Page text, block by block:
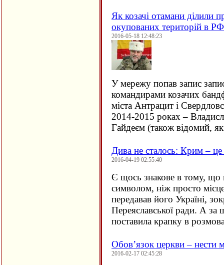
Як козачі отамани ділили
окупованих територій в РФ
2016-05-18 12:48:23
У мережу попав запис
командирами козачих
міста Антрацит і
2014-2015 роках –
Гайдеєм (також відомий,
Дива не сталось: Крим – це
2016-04-19 02:55:40
Є щось знакове в тому, що
символом, ніж просто
передавав його Україні,
Переяславської ради. А за
поставила крапку в
Обов’язок церкви – нести
2016-02-17 02:45:28